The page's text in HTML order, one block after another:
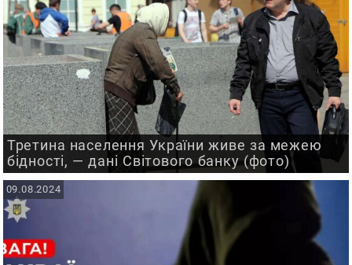
Третина населення України живе за межею
бідності, — дані Світового банку (фото)
09.08.2024